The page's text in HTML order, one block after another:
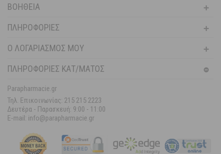
ΒΟΉΘΕΙΑ
ΠΛΗΡΟΦΟΡΊΕΣ
Ο ΛΟΓΑΡΙΑΣΜΌΣ ΜΟΥ
ΠΛΗΡΟΦΟΡΙΕΣ ΚΑΤ/ΜΑΤΟΣ
Parapharmacie.gr
Τηλ. Επικοινωνίας: 215 215 2223
Δευτέρα - Παρασκευή: 9:00 - 11:00
E-mail: info@parapharmacie.gr